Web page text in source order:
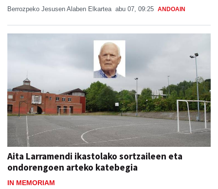
Berrozpeko Jesusen Alaben Elkartea abu 07, 09:25 ANDOAIN
Aita Larramendi ikastolako sortzaileen eta
ondorengoen arteko katebegia
IN MEMORIAM